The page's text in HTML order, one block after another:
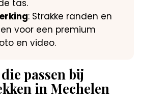
tas.
: Strakke randen en
voor een premium
en video.
passen bij
in Mechelen